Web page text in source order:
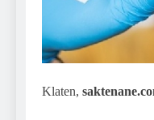
Klaten,